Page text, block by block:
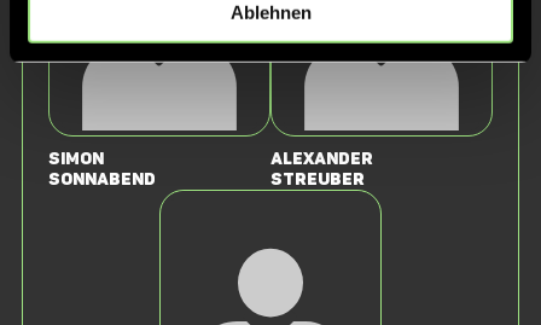
Ablehnen
Simon
Sonnabend
Alexander
Streuber